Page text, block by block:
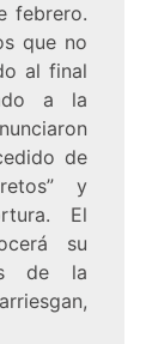
febrero.
que no
al final
a la
de
y
El
su
de la